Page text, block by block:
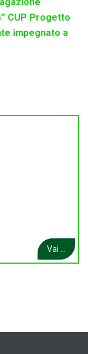
CUP Progetto
impegnato a
Vai ...